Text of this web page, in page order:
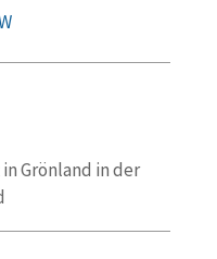
Grönland in der